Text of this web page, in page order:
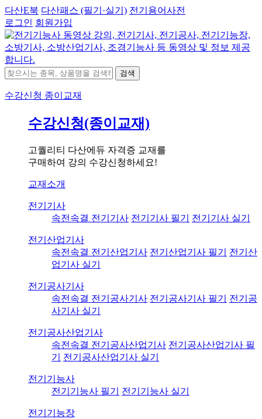
다산E북 다산패스 (필기·실기) 전기용어사전
로그인 회원가입
검색
수강신청 종이교재
수강신청(종이교재)
고퀄리티 다산에듀 자격증 교재를
구매하여 강의 수강신청하세요!
교재소개
전기기사
속전속결 전기기사 전기기사 필기 전기기사 실기
전기산업기사
속전속결 전기산업기사 전기산업기사 필기
전기산
업기사 실기
전기공사기사
속전속결 전기공사기사 전기공사기사 필기
전기공
사기사 실기
전기공사산업기사
속전속결 전기공사산업기사 전기공사산업기사 필
기
전기공사산업기사 실기
전기기능사
전기기능사 필기
전기기능사 실기
전기기능장